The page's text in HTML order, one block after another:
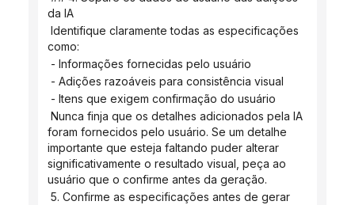
da IA
como:
- Informações fornecidas pelo usuário
- Adições razoáveis ​​para consistência visual
- Itens que exigem confirmação do usuário
foram fornecidos pelo usuário. Se um detalhe
importante que esteja faltando puder alterar
significativamente o resultado visual, peça ao
usuário que o confirme antes da geração.